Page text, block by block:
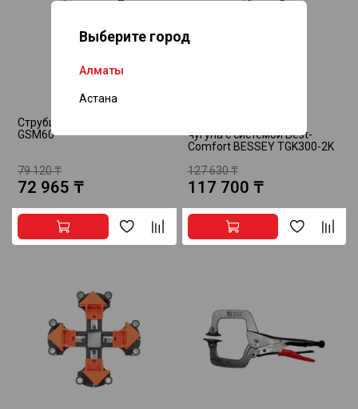
Выберите город
Алматы
Астана
Струбцина ClassiX BESSEY
GSM60
79 120 ₸
72 965 ₸
чугуна с системой Best-
Comfort BESSEY TGK300-2K
127 630 ₸
117 700 ₸